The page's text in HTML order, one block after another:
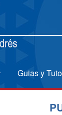
Guias y